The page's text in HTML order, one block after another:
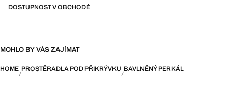
DOSTUPNOST V OBCHODĚ
MOHLO BY VÁS ZAJÍMAT
HOME PROSTĚRADLA POD PŘIKRÝVKU BAVLNĚNÝ PERKÁL